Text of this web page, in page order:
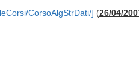
CorsoAlgStrDati/] (26/04/